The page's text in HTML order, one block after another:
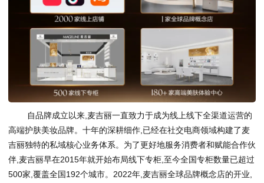
自品牌成立以来,麦吉丽一直致力于成为线上线下全渠道运营的
高端护肤美妆品牌。十年的深耕细作,已经在社交电商领域构建了麦
吉丽独特的私域核心业务体系。为了更好地服务消费者和赋能合作伙
伴,麦吉丽早在2015年就开始布局线下专柜,至今全国专柜数量已超过
500家,覆盖全国192个城市。2022年,麦吉丽全球品牌概念店的开业,